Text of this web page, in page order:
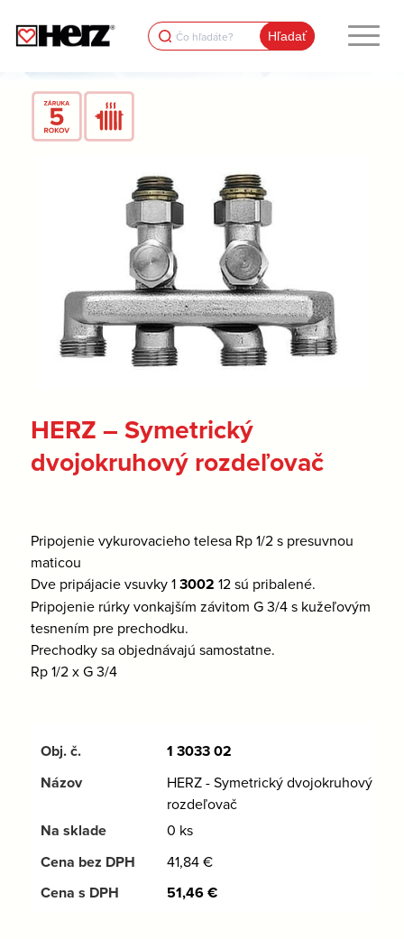
Search
for:
HERZ – Symetrický
dvojokruhový rozdeľovač
Pripojenie vykurovacieho telesa Rp 1/2 s presuvnou
maticou
Dve pripájacie vsuvky 13002 12 sú pribalené.
Pripojenie rúrky vonkajším závitom G 3/4 s kužeľovým
tesnením pre prechodku.
Prechodky sa objednávajú samostatne.
Rp 1/2 x G 3/4
1 3033 02
HERZ - Symetrický dvojokruhový
rozdeľovač
0 ks
41,84€
51,46€